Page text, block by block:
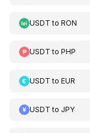
USDT to RON
USDT to PHP
USDT to EUR
USDT to JPY